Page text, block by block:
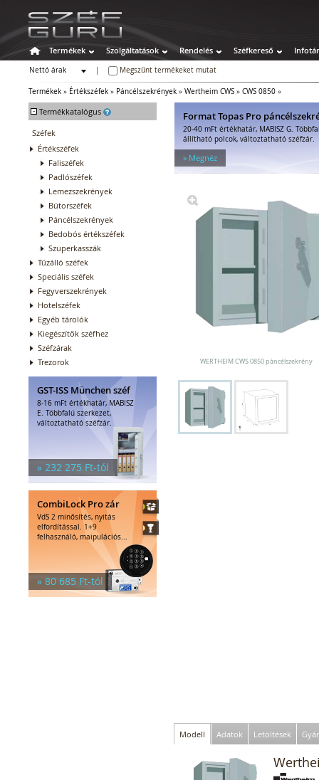
Termékek Szolgáltatások Rendelés Széfkereső Infotár
Nettó árak
Megszűnt termékeket mutat
Termékek » Értékszéfek » Páncélszekrények » Wertheim CWS » CWS 0850 »
- Termékkatalógus
Széfek
Értékszéfek
Faliszéfek
Padlószéfek
Lemezszekrények
Bútorszéfek
Páncélszekrények
Bedobós értékszéfek
Szuperkasszák
Tűzálló széfek
Speciális széfek
Fegyverszekrények
Hotelszéfek
Egyéb tárolók
Kiegészítők széfhez
Széfzárak
Trezorok
GST-ISS München széf
8-16 mFt értékhatár, MABISZ
E. Többfalú szerkezet,
változtatható széfzár.
» 232 275 Ft-tól
CombiLock Pro zár
VdS 2 minősítés, nyitás
elfordítással. 1+9
felhasználó, maipulációs...
» 80 685 Ft-tól
Format Topas Pro
20-40 mFt értékhatár, MABISZ G.
állítható polcok, változtatható széfzár.
» Megnéz
WERTHEIM CWS 0850 páncélszekrény
Modell Adatok Letöltések